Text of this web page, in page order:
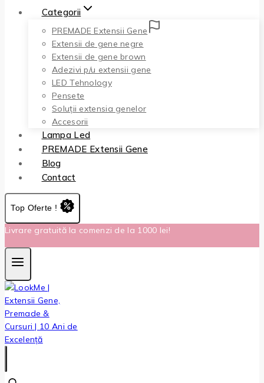
Categorii
PREMADE Extensii Gene
Extensii de gene negre
Extensii de gene brown
Adezivi p/u extensii gene
LED Tehnology
Pensete
Soluții extensia genelor
Accesorii
Lampa Led
PREMADE Extensii Gene
Blog
Contact
Top Oferte !
Livrare gratuită la comenzi de la 1000 lei!